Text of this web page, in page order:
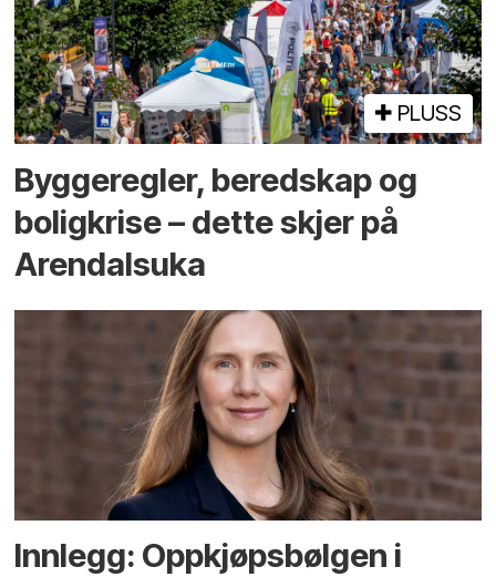
PLUSS
Bygge­regler, beredskap og
bolig­krise – dette skjer på
Arendals­uka
Innlegg: Oppkjøps­bølgen i